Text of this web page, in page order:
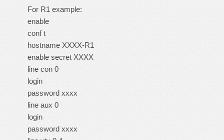
For R1 example:
enable
conf t
hostname XXXX-R1
enable secret XXXX
line con 0
login
password xxxx
line aux 0
login
password xxxx